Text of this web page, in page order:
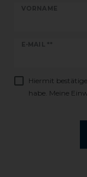
VORNAME
E-MAIL **
Newsletter
Hiermit
habe. Meine